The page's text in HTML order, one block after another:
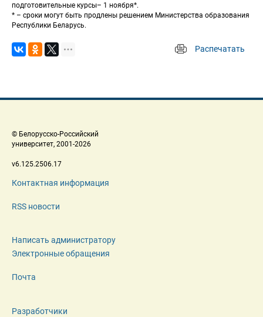
подготовительные курсы– 1 ноября*.
* – сроки могут быть продлены решением Министерства образования
Республики Беларусь.
Распечатать
© Белорусско-Российский
университет, 2001-2026
v6.125.2506.17
Контактная информация
RSS новости
Написать администратору
Электронные обращения
Почта
Разработчики